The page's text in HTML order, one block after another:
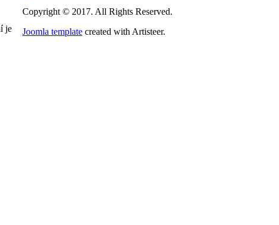
je
Copyright © 2017. All Rights Reserved.
Joomla template created with Artisteer.